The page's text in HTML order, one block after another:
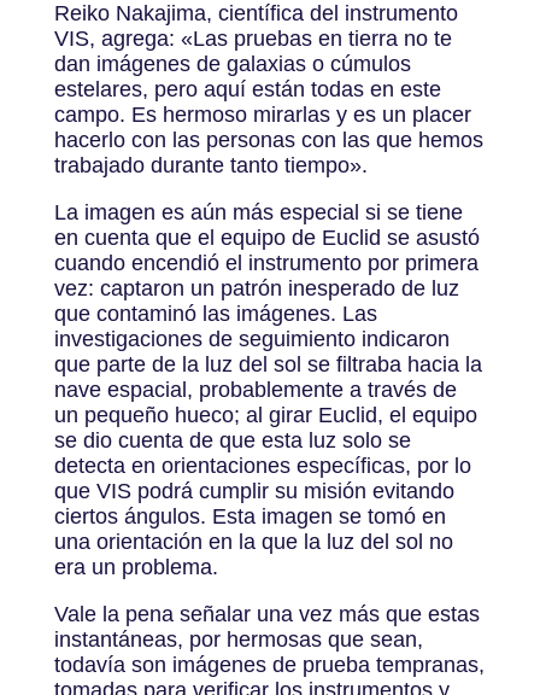
Reiko Nakajima, científica del instrumento
VIS, agrega: «Las pruebas en tierra no te
dan imágenes de galaxias o cúmulos
estelares, pero aquí están todas en este
campo. Es hermoso mirarlas y es un placer
hacerlo con las personas con las que hemos
trabajado durante tanto tiempo».
La imagen es aún más especial si se tiene
en cuenta que el equipo de Euclid se asustó
cuando encendió el instrumento por primera
vez: captaron un patrón inesperado de luz
que contaminó las imágenes. Las
investigaciones de seguimiento indicaron
que parte de la luz del sol se filtraba hacia la
nave espacial, probablemente a través de
un pequeño hueco; al girar Euclid, el equipo
se dio cuenta de que esta luz solo se
detecta en orientaciones específicas, por lo
que VIS podrá cumplir su misión evitando
ciertos ángulos. Esta imagen se tomó en
una orientación en la que la luz del sol no
era un problema.
Vale la pena señalar una vez más que estas
instantáneas, por hermosas que sean,
todavía son imágenes de prueba tempranas,